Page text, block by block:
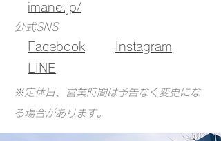
imane.jp/
公式SNS
Facebook
Instagram
LINE
​※定休日、営業時間は予告なく変更にな
る場合があります。